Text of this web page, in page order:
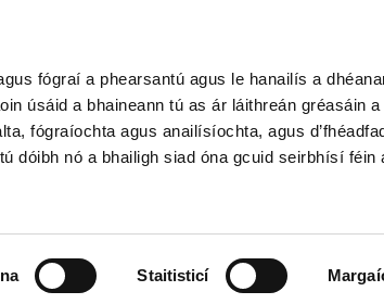
fógraí a phearsantú agus le hanailís a
úsáid a bhaineann tú as ár láithreán gréasáin
fógraíochta agus anailísíochta, agus
dóibh nó a bhailigh siad óna gcuid seirbhísí féin
Staitisticí
& GCSE Ardteist, AS/